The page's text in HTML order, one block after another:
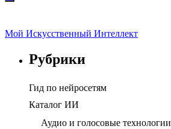
Мой Искусственный Интеллект
Рубрики
Гид по нейросетям
Каталог ИИ
Аудио и голосовые технологии